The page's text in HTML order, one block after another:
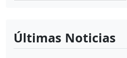
Últimas Noticias